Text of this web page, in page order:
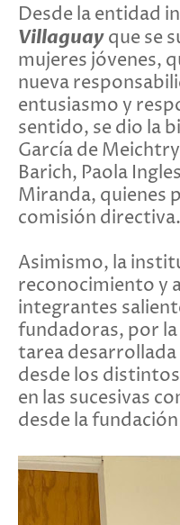
Desde la entidad
Villaguayque se
mujeres jóvenes,
nueva
entusiasmo y
sentido, se dio la
García de
Barich, Paola
Miranda, quienes
comisión directiva.
Asimismo, la
reconocimiento y
integrantes
fundadoras, por
tarea desarrollada
desde los
en las sucesivas
desde la